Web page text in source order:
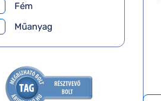
Fém
Műanyag